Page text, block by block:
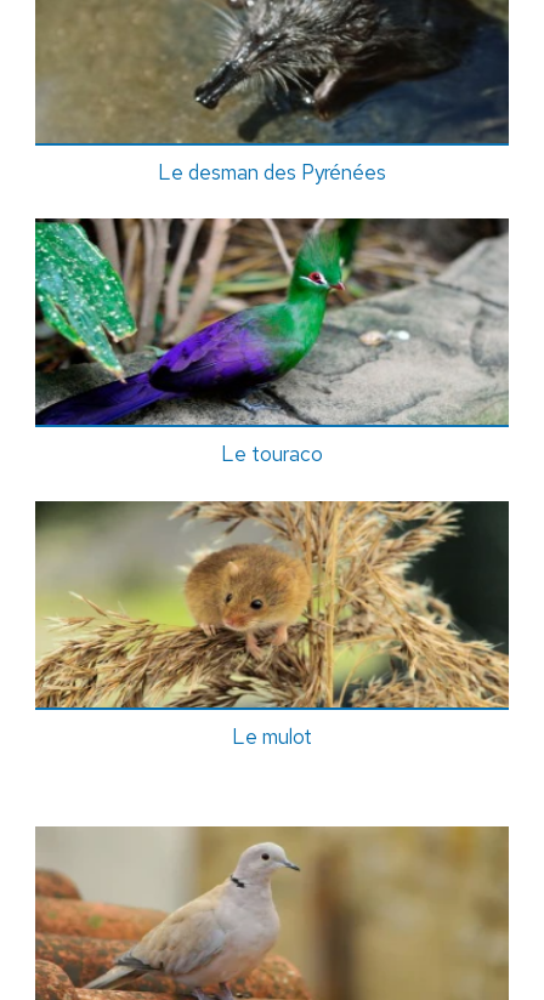
Le desman des Pyrénées
Le touraco
Le mulot